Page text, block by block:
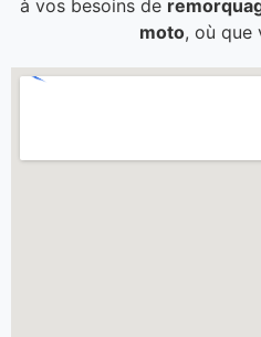
à vos besoins de
moto, où que